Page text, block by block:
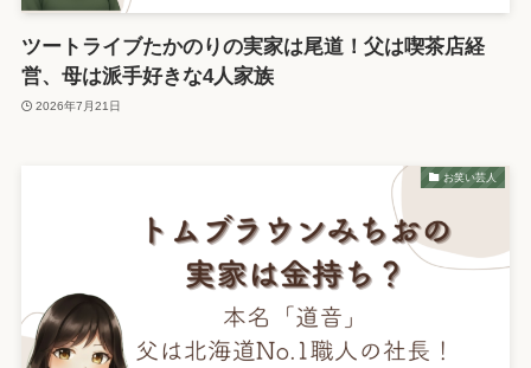
ツートライブたかのりの実家は尾道！父は喫茶店経
営、母は派手好きな4人家族
2026年7月21日
お笑い芸人